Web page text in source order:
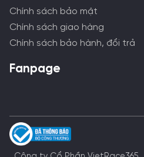
Chính sách bảo mật
Chính sách giao hàng
Chính sách bảo hành, đổi trả
Fanpage